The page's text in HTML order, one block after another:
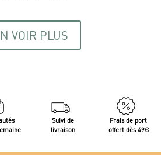
VOIR PLUS
Suivi de
livraison
Frais de port
offert dès 49€